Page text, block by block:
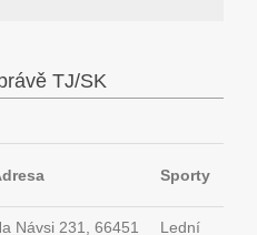
TJ/SK
Sporty
Návsi 231, 66451
Lední